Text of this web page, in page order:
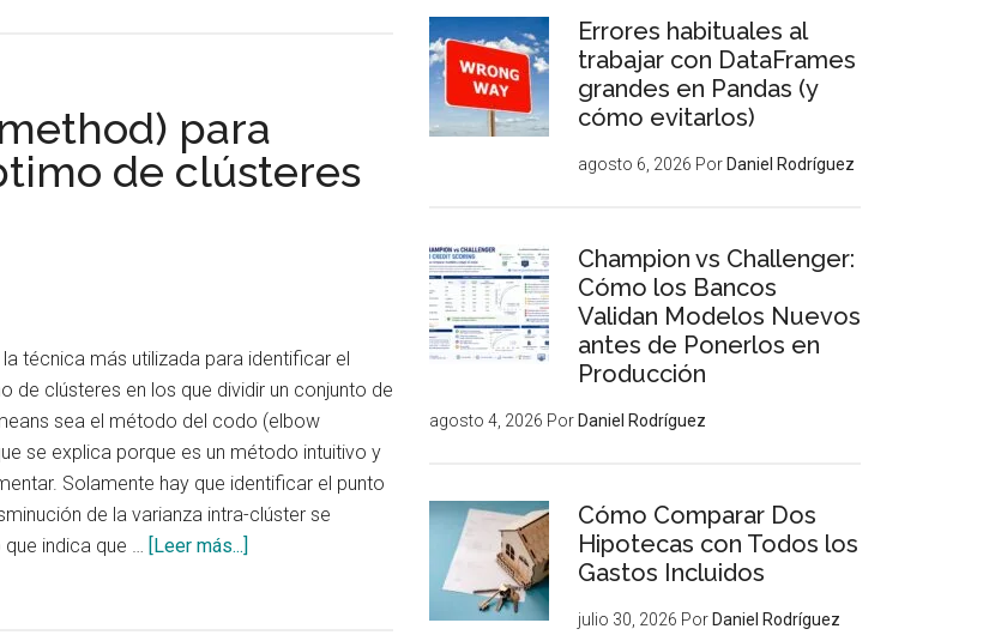
Artificial
para
de clústeres
técnica más utilizada para identificar el
de clústeres en los que dividir un conjunto de
sea el método del codo (elbow
se explica porque es un método intuitivo y
Solamente hay que identificar el punto
de la varianza intra-clúster se
indica que … [Leer más...]
Errores habituales al
trabajar con DataFrames
grandes en Pandas (y
cómo evitarlos)
agosto 6, 2026 Por Daniel Rodríguez
Champion vs Challenger:
Cómo los Bancos
Validan Modelos Nuevos
antes de Ponerlos en
Producción
agosto 4, 2026 Por Daniel Rodríguez
Cómo Comparar Dos
Hipotecas con Todos los
Gastos Incluidos
julio 30, 2026 Por Daniel Rodríguez